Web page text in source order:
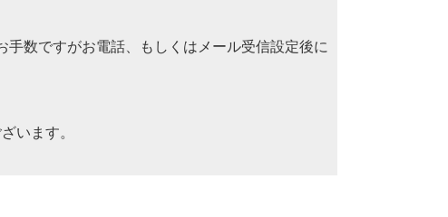
数ですがお電話、もしくはメール受信設定後に
います。